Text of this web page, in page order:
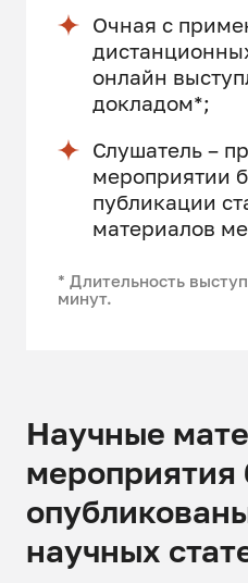
Очная с
онлайн
докладом*;
Слушатель –
мероприятии
публикации
материалов
* Длительность
минут.
Научные
мероприятия
научных